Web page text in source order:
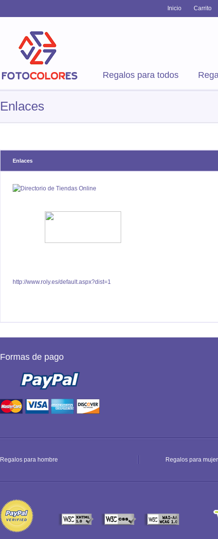
Carrito
Inicio
Regalos para todos
Enlaces
Enlaces
http://www.roly.es/default.aspx?dist=1
Formas de pago
Regalos para hombre Regalos para mujer